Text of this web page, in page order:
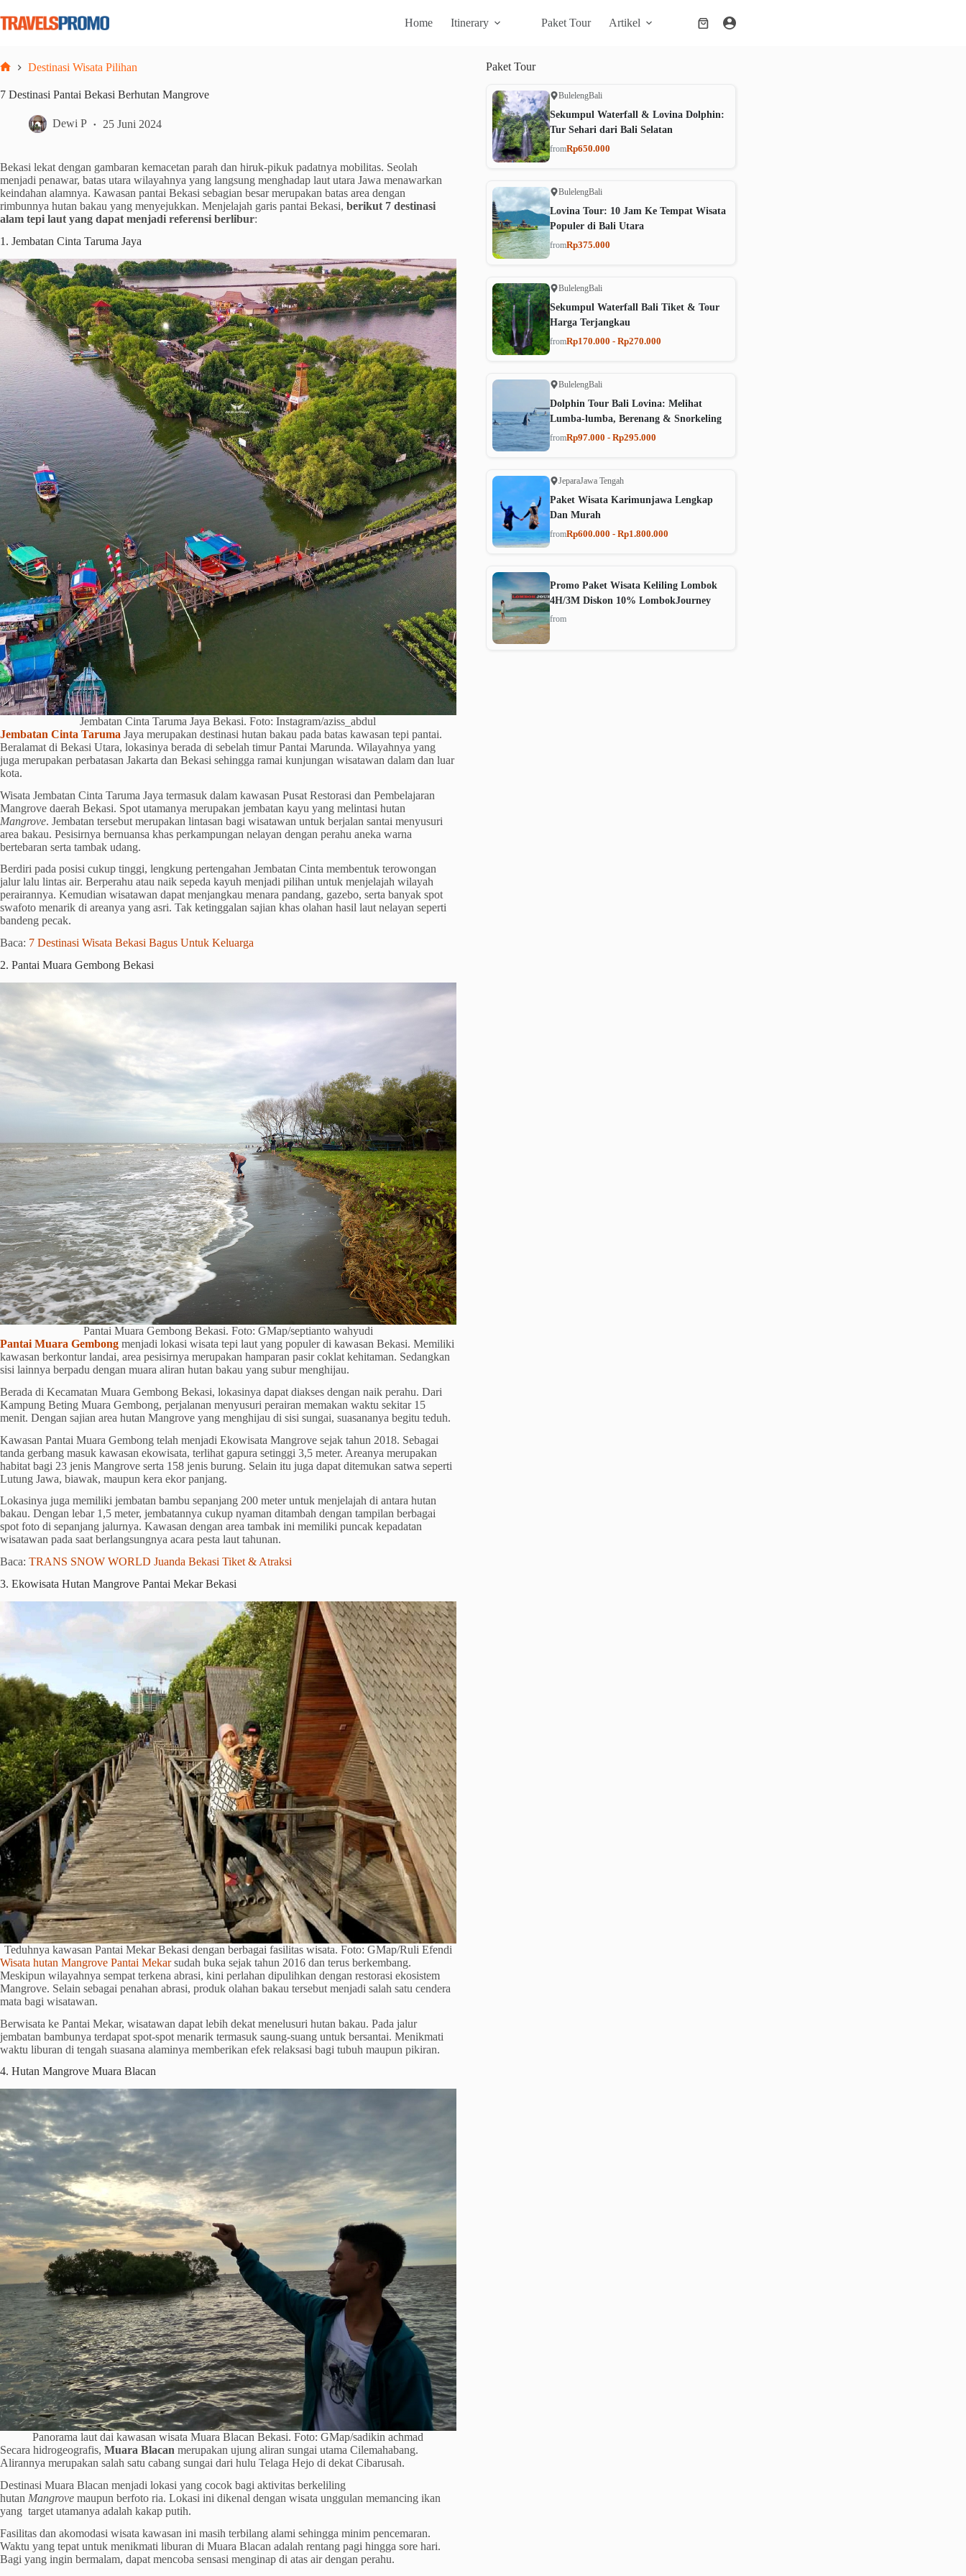
to
content
Home Itinerary Paket Tour Artikel
Shopping
Destinasi Wisata Pilihan
7 Destinasi Pantai Bekasi Berhutan Mangrove
Dewi P 25 Juni 2024
Bekasi lekat dengan gambaran kemacetan parah dan hiruk-pikuk padatnya mobilitas. Seolah
menjadi penawar, batas utara wilayahnya yang langsung menghadap laut utara Jawa menawarkan
keindahan alamnya. Kawasan pantai Bekasi sebagian besar merupakan batas area dengan
rimbunnya hutan bakau yang menyejukkan. Menjelajah garis pantai Bekasi, berikut 7 destinasi
alam tepi laut yang dapat menjadi referensi berlibur:
1. Jembatan Cinta Taruma Jaya
Jembatan Cinta Taruma Jaya Bekasi. Foto: Instagram/aziss_abdul
Jembatan Cinta Taruma Jaya merupakan destinasi hutan bakau pada batas kawasan tepi pantai.
Beralamat di Bekasi Utara, lokasinya berada di sebelah timur Pantai Marunda. Wilayahnya yang
juga merupakan perbatasan Jakarta dan Bekasi sehingga ramai kunjungan wisatawan dalam dan luar
kota.
Wisata Jembatan Cinta Taruma Jaya termasuk dalam kawasan Pusat Restorasi dan Pembelajaran
Mangrove daerah Bekasi. Spot utamanya merupakan jembatan kayu yang melintasi hutan
Mangrove. Jembatan tersebut merupakan lintasan bagi wisatawan untuk berjalan santai menyusuri
area bakau. Pesisirnya bernuansa khas perkampungan nelayan dengan perahu aneka warna
bertebaran serta tambak udang.
Berdiri pada posisi cukup tinggi, lengkung pertengahan Jembatan Cinta membentuk terowongan
jalur lalu lintas air. Berperahu atau naik sepeda kayuh menjadi pilihan untuk menjelajah wilayah
perairannya. Kemudian wisatawan dapat menjangkau menara pandang, gazebo, serta banyak spot
swafoto menarik di areanya yang asri. Tak ketinggalan sajian khas olahan hasil laut nelayan seperti
bandeng pecak.
Baca: 7 Destinasi Wisata Bekasi Bagus Untuk Keluarga
2. Pantai Muara Gembong Bekasi
Pantai Muara Gembong Bekasi. Foto: GMap/septianto wahyudi
Pantai Muara Gembong menjadi lokasi wisata tepi laut yang populer di kawasan Bekasi. Memiliki
kawasan berkontur landai, area pesisirnya merupakan hamparan pasir coklat kehitaman. Sedangkan
sisi lainnya berpadu dengan muara aliran hutan bakau yang subur menghijau.
Berada di Kecamatan Muara Gembong Bekasi, lokasinya dapat diakses dengan naik perahu. Dari
Kampung Beting Muara Gembong, perjalanan menyusuri perairan memakan waktu sekitar 15
menit. Dengan sajian area hutan Mangrove yang menghijau di sisi sungai, suasananya begitu teduh.
Kawasan Pantai Muara Gembong telah menjadi Ekowisata Mangrove sejak tahun 2018. Sebagai
tanda gerbang masuk kawasan ekowisata, terlihat gapura setinggi 3,5 meter. Areanya merupakan
habitat bagi 23 jenis Mangrove serta 158 jenis burung. Selain itu juga dapat ditemukan satwa seperti
Lutung Jawa, biawak, maupun kera ekor panjang.
Lokasinya juga memiliki jembatan bambu sepanjang 200 meter untuk menjelajah di antara hutan
bakau. Dengan lebar 1,5 meter, jembatannya cukup nyaman ditambah dengan tampilan berbagai
spot foto di sepanjang jalurnya. Kawasan dengan area tambak ini memiliki puncak kepadatan
wisatawan pada saat berlangsungnya acara pesta laut tahunan.
Baca: TRANS SNOW WORLD Juanda Bekasi Tiket & Atraksi
3. Ekowisata Hutan Mangrove Pantai Mekar Bekasi
Teduhnya kawasan Pantai Mekar Bekasi dengan berbagai fasilitas wisata. Foto: GMap/Ruli Efendi
Wisata hutan Mangrove Pantai Mekarsudah buka sejak tahun 2016 dan terus berkembang.
Meskipun wilayahnya sempat terkena abrasi, kini perlahan dipulihkan dengan restorasi ekosistem
Mangrove. Selain sebagai penahan abrasi, produk olahan bakau tersebut menjadi salah satu cendera
mata bagi wisatawan.
Berwisata ke Pantai Mekar, wisatawan dapat lebih dekat menelusuri hutan bakau. Pada jalur
jembatan bambunya terdapat spot-spot menarik termasuk saung-suang untuk bersantai. Menikmati
waktu liburan di tengah suasana alaminya memberikan efek relaksasi bagi tubuh maupun pikiran.
4. Hutan Mangrove Muara Blacan
Panorama laut dai kawasan wisata Muara Blacan Bekasi. Foto: GMap/sadikin achmad
Secara hidrogeografis, Muara Blacan merupakan ujung aliran sungai utama Cilemahabang.
Alirannya merupakan salah satu cabang sungai dari hulu Telaga Hejo di dekat Cibarusah.
Destinasi Muara Blacan menjadi lokasi yang cocok bagi aktivitas berkeliling
hutan Mangrove maupun berfoto ria. Lokasi ini dikenal dengan wisata unggulan memancing ikan
yang target utamanya adalah kakap putih.
Fasilitas dan akomodasi wisata kawasan ini masih terbilang alami sehingga minim pencemaran.
Waktu yang tepat untuk menikmati liburan di Muara Blacan adalah rentang pagi hingga sore hari.
Bagi yang ingin bermalam, dapat mencoba sensasi menginap di atas air dengan perahu.
Paket Tour
BulelengBali
Sekumpul Waterfall & Lovina Dolphin:
Tur Sehari dari Bali Selatan
fromRp650.000
BulelengBali
Lovina Tour: 10 Jam Ke Tempat Wisata
Populer di Bali Utara
fromRp375.000
BulelengBali
Sekumpul Waterfall Bali Tiket & Tour
Harga Terjangkau
fromRp170.000 - Rp270.000
BulelengBali
Dolphin Tour Bali Lovina: Melihat
Lumba-lumba, Berenang & Snorkeling
fromRp97.000 - Rp295.000
JeparaJawa Tengah
Paket Wisata Karimunjawa Lengkap
Dan Murah
fromRp600.000 - Rp1.800.000
Promo Paket Wisata Keliling Lombok
4H/3M Diskon 10% LombokJourney
from